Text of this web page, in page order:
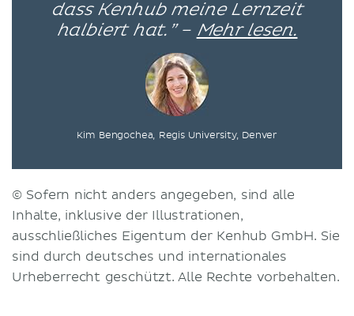
dass Kenhub meine Lernzeit
halbiert hat.” – Mehr lesen.
Kim Bengochea, Regis University, Denver
© Sofern nicht anders angegeben, sind alle
Inhalte, inklusive der Illustrationen,
ausschließliches Eigentum der Kenhub GmbH. Sie
sind durch deutsches und internationales
Urheberrecht geschützt. Alle Rechte vorbehalten.